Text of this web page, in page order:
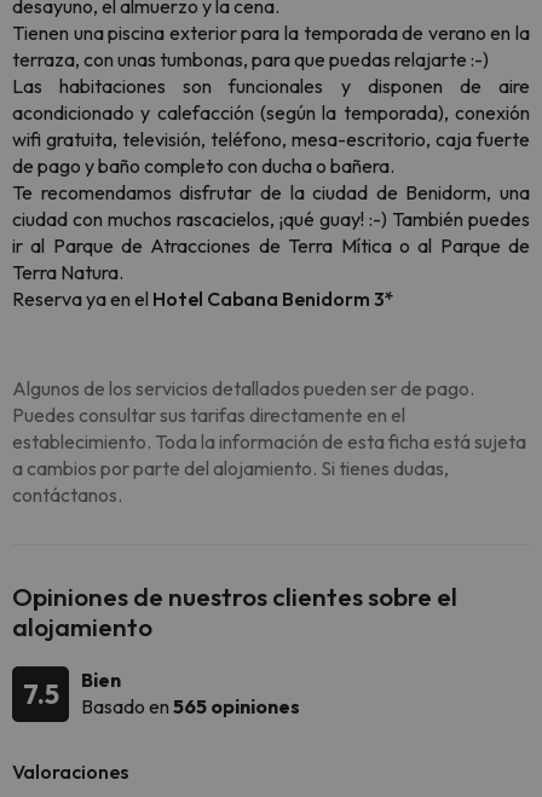
desayuno, el almuerzo y la cena.
Tienen una piscina exterior para la temporada de verano en la
terraza, con unas tumbonas, para que puedas relajarte :-)
Las habitaciones son funcionales y disponen de aire
acondicionado y calefacción (según la temporada), conexión
wifi gratuita, televisión, teléfono, mesa-escritorio, caja fuerte
de pago y baño completo con ducha o bañera.
Te recomendamos disfrutar de la ciudad de Benidorm, una
ciudad con muchos rascacielos, ¡qué guay! :-) También puedes
ir al Parque de Atracciones de Terra Mítica o al Parque de
Terra Natura.
Reserva ya en el Hotel Cabana Benidorm 3*
Algunos de los servicios detallados pueden ser de pago.
Puedes consultar sus tarifas directamente en el
establecimiento. Toda la información de esta ficha está sujeta
a cambios por parte del alojamiento. Si tienes dudas,
contáctanos.
Opiniones de nuestros clientes sobre el
alojamiento
7.5
Bien
Basado en 565 opiniones